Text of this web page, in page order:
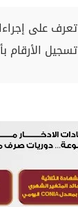
تعرف على
تسجيل الأرقام